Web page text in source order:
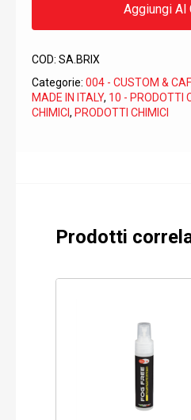
Aggiungi Al
COD: SA.BRIX
Categorie: 004 - CUSTOM &
MADE IN ITALY, 10 - PRODOTTI
CHIMICI, PRODOTTI CHIMICI
Prodotti